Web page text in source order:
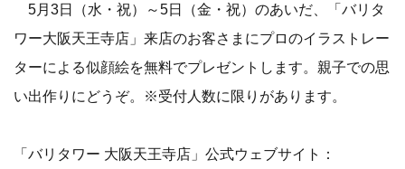
5月3日（水・祝）～5日（金・祝）のあいだ、「バリタ
ワー大阪天王寺店」来店のお客さまにプロのイラストレー
ターによる似顔絵を無料でプレゼントします。親子での思
い出作りにどうぞ。※受付人数に限りがあります。
「バリタワー 大阪天王寺店」公式ウェブサイト：